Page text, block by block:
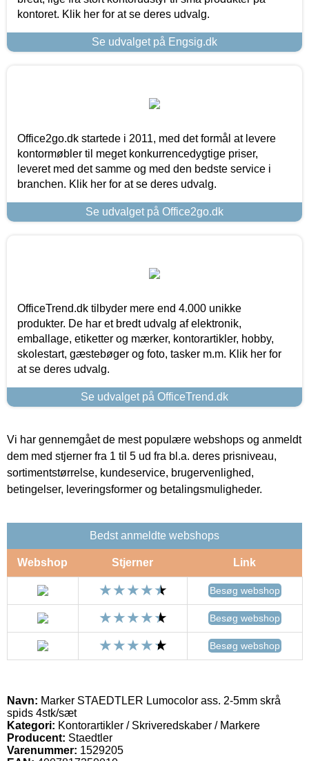
kontoret. Klik her for at se deres udvalg.
Se udvalget på Engsig.dk
Office2go.dk startede i 2011, med det formål at levere
kontormøbler til meget konkurrencedygtige priser,
leveret med det samme og med den bedste service i
branchen. Klik her for at se deres udvalg.
Se udvalget på Office2go.dk
OfficeTrend.dk tilbyder mere end 4.000 unikke
produkter. De har et bredt udvalg af elektronik,
emballage, etiketter og mærker, kontorartikler, hobby,
skolestart, gæstebøger og foto, tasker m.m. Klik her for
at se deres udvalg.
Se udvalget på OfficeTrend.dk
Vi har gennemgået de mest populære webshops og anmeldt
dem med stjerner fra 1 til 5 ud fra bl.a. deres prisniveau,
sortimentstørrelse, kundeservice, brugervenlighed,
betingelser, leveringsformer og betalingsmuligheder.
Bedst anmeldte webshops
Webshop Stjerner Link
Besøg webshop
Besøg webshop
Besøg webshop
Navn: Marker STAEDTLER Lumocolor ass. 2-5mm skrå
spids 4stk/sæt
Kategori: Kontorartikler / Skriveredskaber / Markere
Producent: Staedtler
Varenummer: 1529205